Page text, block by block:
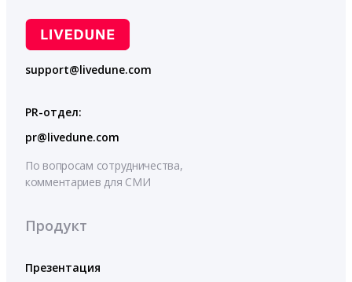
support@livedune.com
PR-отдел:
pr@livedune.com
По вопросам сотрудничества,
комментариев для СМИ
Продукт
Презентация